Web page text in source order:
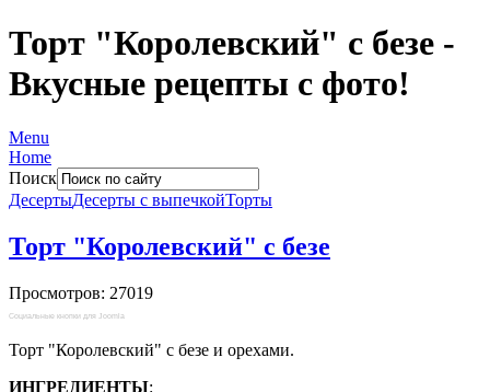
Торт "Королевский" с безе -
Вкусные рецепты с фото!
Menu
Home
Поиск
ДесертыДесерты с выпечкойТорты
Торт "Королевский" с безе
Просмотров: 27019
Социальные кнопки для Joomla
Торт "Королевский" с безе и орехами.
ИНГРЕДИЕНТЫ: